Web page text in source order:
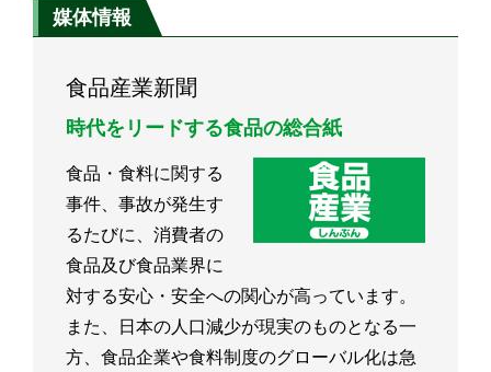
媒体情報
食品産業新聞
時代をリードする食品の総合紙
食品・食料に関する
事件、事故が発生す
るたびに、消費者の
食品及び食品業界に
対する安心・安全への関心が高っています。
また、日本の人口減少が現実のものとなる一
方、食品企業や食料制度のグローバル化は急